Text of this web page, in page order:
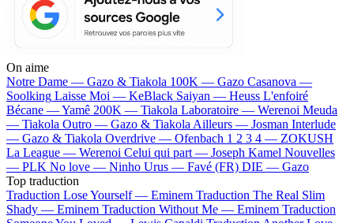
On aime
Notre Dame — Gazo & Tiakola 100K — Gazo Casanova —
Soolking Laisse Moi — KeBlack Saiyan — Heuss L'enfoiré
Bécane —Yamê 200K — Tiakola Laboratoire — Werenoi Meuda
— Tiakola Outro — Gazo & Tiakola Ailleurs — Josman Interlude
— Gazo & Tiakola Overdrive — Ofenbach 1 2 3 4 — ZOKUSH
La League — Werenoi Celui qui part — Joseph Kamel Nouvelles
— PLK No love — Ninho Urus — Favé (FR) DIE — Gazo
Top traduction
Traduction Lose Yourself — Eminem Traduction The Real Slim
Shady — Eminem Traduction Without Me — Eminem Traduction